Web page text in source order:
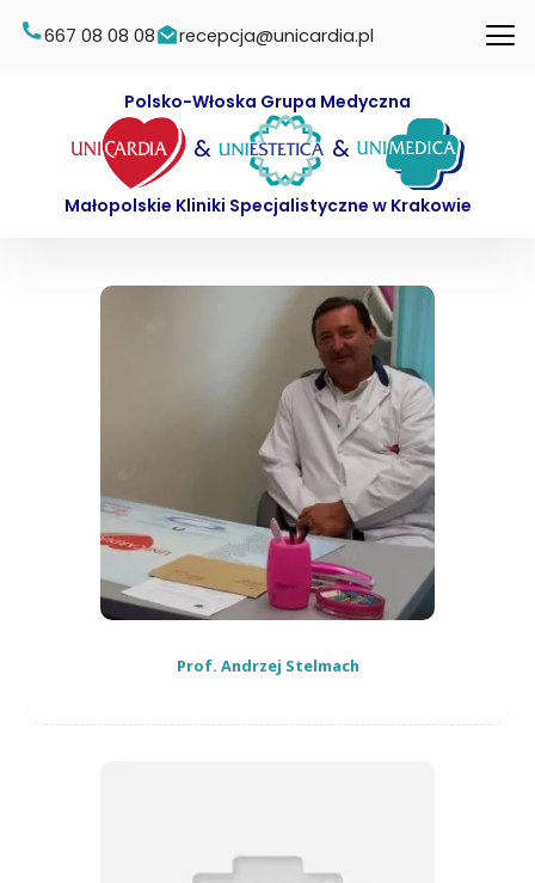
667 08 08 08 recepcja@unicardia.pl
Polsko-Włoska Grupa Medyczna
& &
Małopolskie Kliniki Specjalistyczne w Krakowie
Prof. Andrzej Stelmach